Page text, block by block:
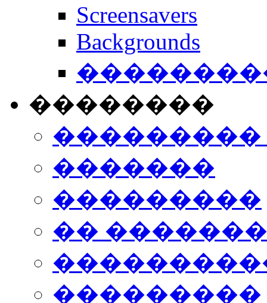
Screensavers
Backgrounds
��������
���������
�������
���������
��
���������